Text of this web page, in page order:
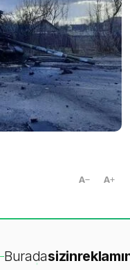
A A
Buradasizin